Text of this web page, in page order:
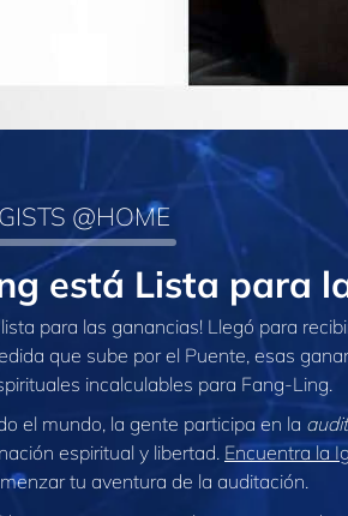
@HOME
está Lista para
lista para las ganancias! Llegó para
que sube por el Puente, esas
incalculables para Fang‑Ling.
el mundo, la gente participa en la
espiritual y libertad. Encuentra la
tu aventura de la auditación.